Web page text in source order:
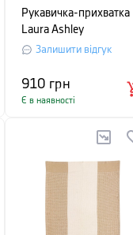
Рукавичка-прихватка
Laura Ashley
BLUEPRINT, 33х18 см,
Залишити відгук
910 грн
Є в наявності